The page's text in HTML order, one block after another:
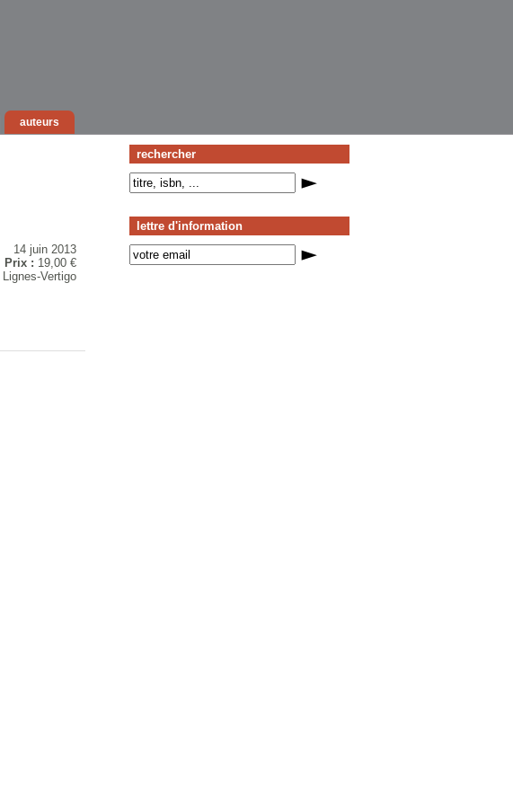
auteurs
rechercher
lettre d'information
14 juin 2013
Prix : 19,00 €
Lignes-Vertigo